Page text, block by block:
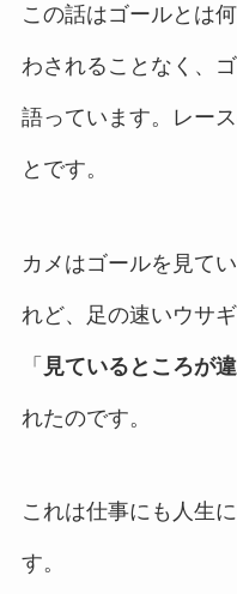
この話はゴールとは
わされることなく、
語っています。レー
とです。
カメはゴールを見て
れど、足の速いウサギ
「 見ているところが
れたのです。
これは仕事にも人生
す。